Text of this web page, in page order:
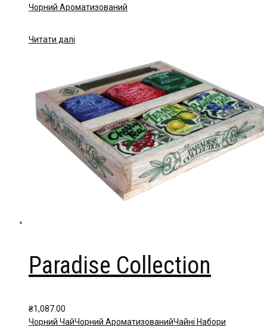
Чорний Ароматизований
Читати далі
Paradise Collection
₴1,087.00
Чорний ЧайЧорний АроматизованийЧайні Набори